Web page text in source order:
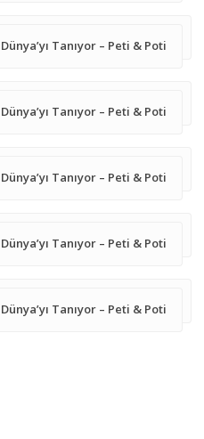
Tanıyor – Peti & Poti
Tanıyor – Peti & Poti
Tanıyor – Peti & Poti
Tanıyor – Peti & Poti
Tanıyor – Peti & Poti